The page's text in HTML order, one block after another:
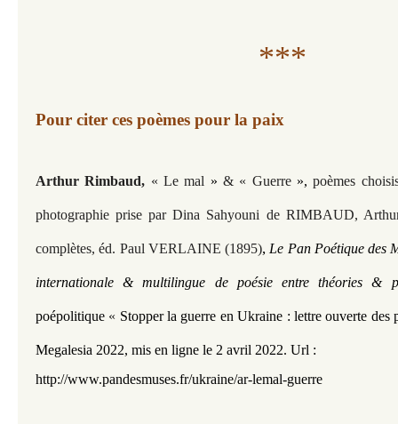
***
Pour citer ces poèmes pour la paix
Arthur Rimbaud, « Le mal » & « Guerre », poèmes
photographie prise par Dina Sahyouni de RIMBAUD,
complètes, éd. Paul VERLAINE (1895), Le Pan Poétique des
internationale & multilingue de poésie entre théories &
poépolitique « Stopper la guerre en Ukraine : lettre ouverte des
Megalesia 2022, mis en ligne le 2 avril 2022. Url :
http://www.pandesmuses.fr/ukraine/ar-lemal-guerre